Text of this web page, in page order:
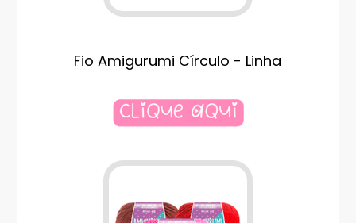
Fio Amigurumi Círculo - Linha